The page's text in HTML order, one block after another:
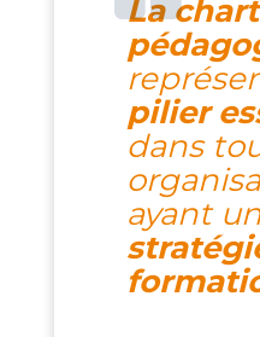
La
pilier
dans
ayant